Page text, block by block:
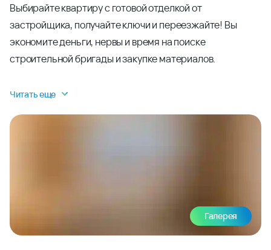
Выбирайте квартиру с готовой отделкой от
застройщика, получайте ключи и переезжайте! Вы
экономите деньги, нервы и время на поиске
строительной бригады и закупке материалов.
Читать еще
Галерея